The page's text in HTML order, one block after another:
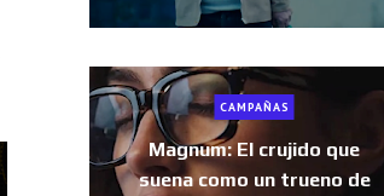
CAMPAÑAS
Magnum: El crujido que
suena como un trueno de